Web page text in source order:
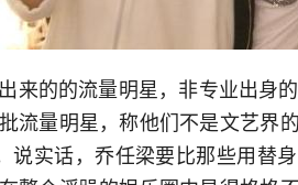
来的的流量明星，非专业出身
流量明星，称他们不是文艺界
说实话，乔任梁要比那些用替